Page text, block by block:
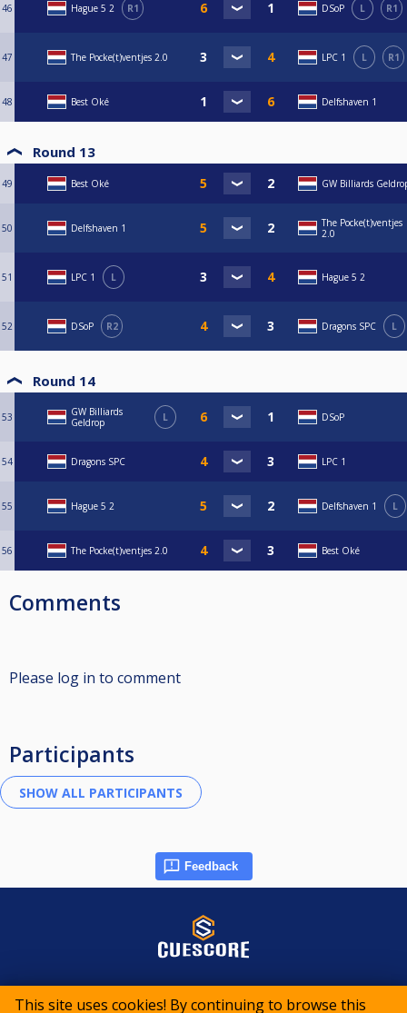
This site uses cookies! By continuing to browse this
46 Hague 5 2 R1 DSoP L R1
47 The Pocke(t)ventjes 2.0 LPC 1 L R1
48 Best Oké Delfshaven 1
Round 13
49 Best Oké GW Billiards
50 Delfshaven 1
The Pocke(t)ventjes
2.0
51 LPC 1 L Hague 5 2
52 DSoP R2 Dragons SPC L
Round 14
53
GW Billiards
Geldrop
L DSoP
54 Dragons SPC LPC 1
55 Hague 5 2 Delfshaven 1 L
56 The Pocke(t)ventjes 2.0 Best Oké
Comments
Please log in to comment
Participants
Feedback
© 2015-2026 CueScore International